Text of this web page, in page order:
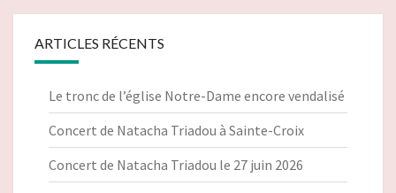
ARTICLES RÉCENTS
Le tronc de l’église Notre-Dame encore vendalisé
Concert de Natacha Triadou à Sainte-Croix
Concert de Natacha Triadou le 27 juin 2026